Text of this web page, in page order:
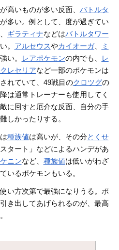
が高いものが多い反面、 バトルタ
多い。例として、度が過ぎてい
ギラティナなどはバトルタワー
。 アルセウスやカイオーガ、
ミ
い。 レアポケモンの内でも、
レ
クレセリアなど一部のポケモンは
れていて、49戦目のクロツグの
は通常トレーナーも使用してく
に回すと厄介な反面、自分の手
しかったりする。
は種族値は高いが、その分とくせ
タート」などによるハンデがあ
ニンなど、 種族値は低いがわざ
いるポケモンもいる。
い方次第で最強になりうる。ポ
き出してあげられるのが、最高